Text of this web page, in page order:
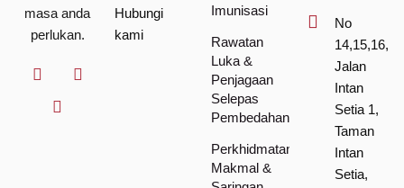
masa anda
perlukan.
Hubungi
kami
Imunisasi
Rawatan
Luka &
Penjagaan
Selepas
Pembedahan
Perkhidmatan
Makmal &
No
14,15,16,
Jalan
Intan
Setia 1,
Taman
Intan
Setia,